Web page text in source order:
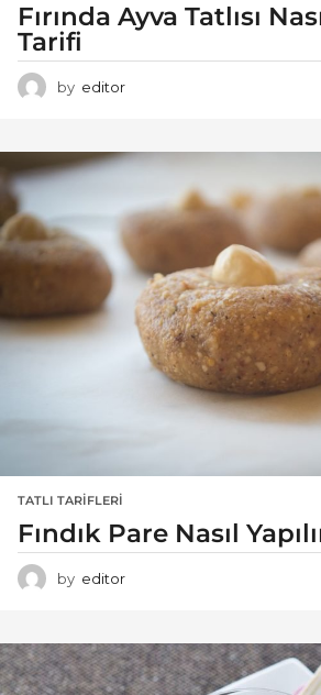
Fırında Ayva Tatlısı
Tarifi
by editor
TATLI TARIFLERI
Fındık Pare Nasıl
by editor